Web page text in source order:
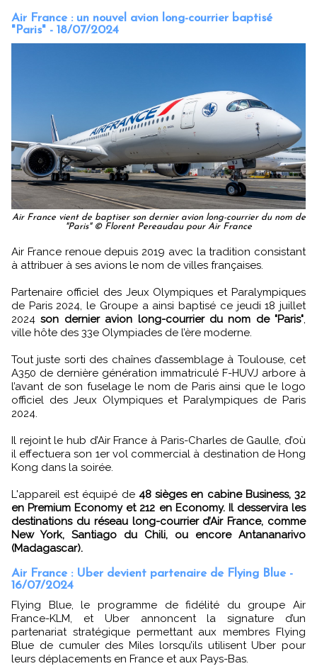
Air France : un nouvel avion long-courrier baptisé
"Paris" - 18/07/2024
Air France vient de baptiser son dernier avion long-courrier du nom de
"Paris" © Florent Pereaudau pour Air France
Air France renoue depuis 2019 avec la tradition consistant
à attribuer à ses avions le nom de villes françaises.
Partenaire officiel des Jeux Olympiques et Paralympiques
de Paris 2024, le Groupe a ainsi baptisé ce jeudi 18 juillet
2024son dernier avion long-courrier du nom de "Paris",
ville hôte des 33e Olympiades de l’ère moderne.
Tout juste sorti des chaînes d’assemblage à Toulouse, cet
A350 de dernière génération immatriculé F-HUVJ arbore à
l’avant de son fuselage le nom de Paris ainsi que le logo
officiel des Jeux Olympiques et Paralympiques de Paris
2024.
Il rejoint le hub d’Air France à Paris-Charles de Gaulle, d’où
il effectuera son 1er vol commercial à destination de Hong
Kong dans la soirée.
L'appareil est équipé de 48 sièges en cabine Business, 32
en Premium Economy et 212 en Economy. Il desservira les
destinations du réseau long-courrier d’Air France, comme
New York, Santiago du Chili, ou encore Antananarivo
(Madagascar).
Air France : Uber devient partenaire de Flying Blue -
16/07/2024
Flying Blue, le programme de fidélité du groupe Air
France-KLM, et Uber annoncent la signature d’un
partenariat stratégique permettant aux membres Flying
Blue de cumuler des Miles lorsqu’ils utilisent Uber pour
leurs déplacements en France et aux Pays-Bas.